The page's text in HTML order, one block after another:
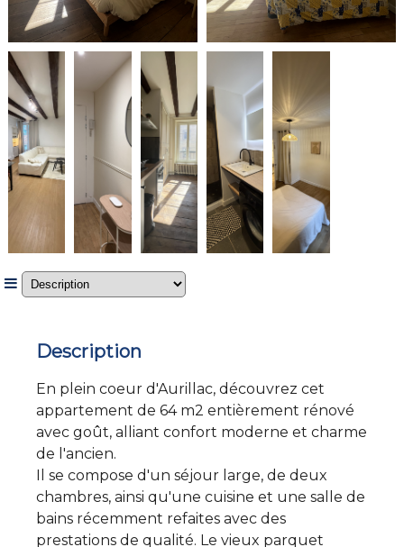
Description
En plein coeur d'Aurillac, découvrez cet
appartement de 64 m2 entièrement rénové
avec goût, alliant confort moderne et charme
de l'ancien.
Il se compose d'un séjour large, de deux
chambres, ainsi qu'une cuisine et une salle de
bains récemment refaites avec des
prestations de qualité. Le vieux parquet